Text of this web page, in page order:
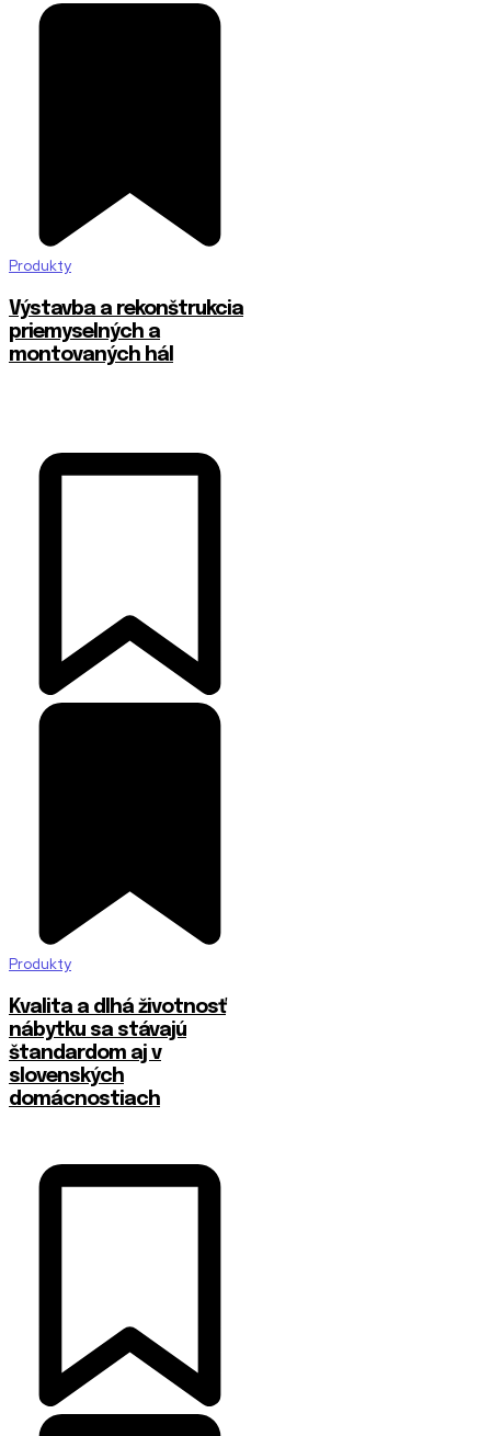
Produkty
Výstavba a rekonštrukcia
priemyselných a
montovaných hál
Produkty
​Kvalita a dlhá životnosť
nábytku sa stávajú
štandardom aj v
slovenských
domácnostiach